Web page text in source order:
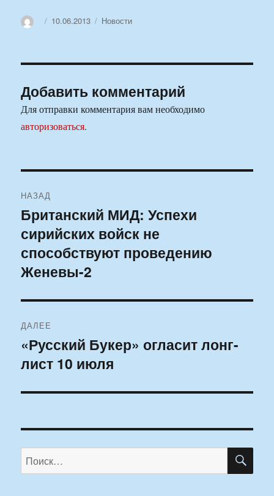
АвторОпубликовано
10.06.2013 Рубрики
Новости
Добавить комментарий
Для отправки комментария вам необходимо
авторизоваться.
по
записям
НАЗАД
Предыдущая
запись:
Британский МИД: Успехи
сирийских войск не
способствуют проведению
Женевы-2
ДАЛЕЕ
Следующая
запись:
«Русский Букер» огласит лонг-
лист 10 июля
Искать: